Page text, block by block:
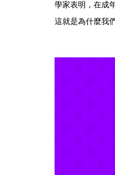
學家表明，在成
這就是為什麼我